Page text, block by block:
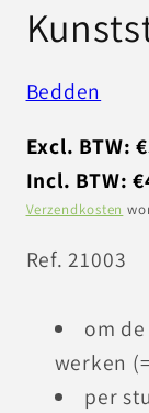
openen
in
modaal
Bedden
Excl. BTW:
Incl. BTW:
Verzendkosten
SKU:
Ref. 21003
om
werken
per